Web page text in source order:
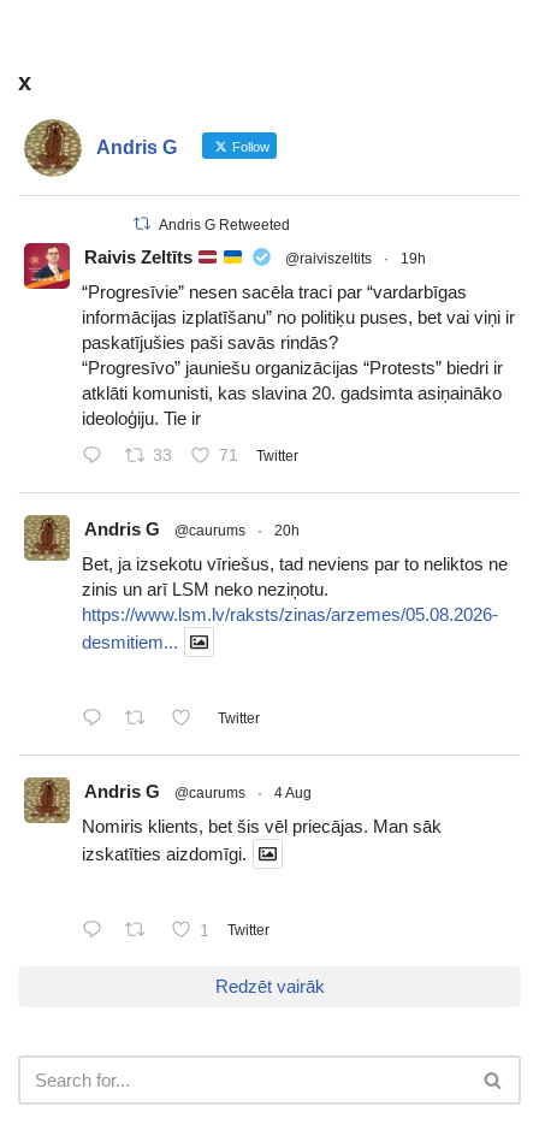
x
Andris G Follow
Andris G Retweeted
Raivis Zeltīts @raiviszeltits · 19h
“Progresīvie” nesen sacēla traci par “vardarbīgas
informācijas izplatīšanu” no politiķu puses, bet vai viņi ir
paskatījušies paši savās rindās?
“Progresīvo” jauniešu organizācijas “Protests” biedri ir
atklāti komunisti, kas slavina 20. gadsimta asiņaināko
ideoloģiju. Tie ir
33 71 Twitter
Andris G @caurums · 20h
Bet, ja izsekotu vīriešus, tad neviens par to neliktos ne
zinis un arī LSM neko neziņotu.
https://www.lsm.lv/raksts/zinas/arzemes/05.08.2026-
desmitiem...
Twitter
Andris G @caurums · 4 Aug
Nomiris klients, bet šis vēl priecājas. Man sāk
izskatīties aizdomīgi.
1 Twitter
Redzēt vairāk